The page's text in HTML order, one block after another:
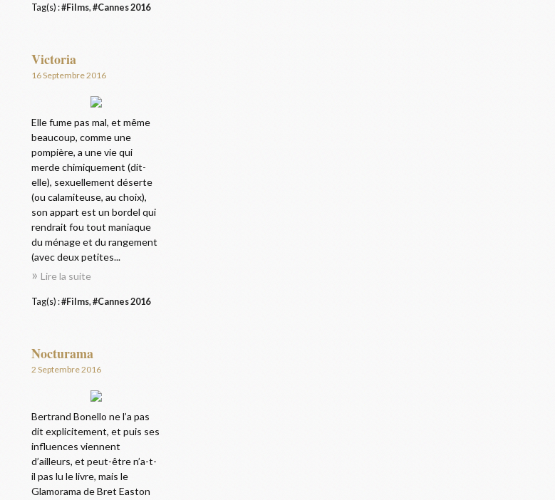
Tag(s) :#Films, #Cannes 2016
Victoria
16 Septembre 2016
Elle fume pas mal, et même
beaucoup, comme une
pompière, a une vie qui
merde chimiquement (dit-
elle), sexuellement déserte
(ou calamiteuse, au choix),
son appart est un bordel qui
rendrait fou tout maniaque
du ménage et du rangement
(avec deux petites...
Lire la suite
Tag(s) :#Films, #Cannes 2016
Nocturama
2 Septembre 2016
Bertrand Bonello ne l’a pas
dit explicitement, et puis ses
influences viennent
d’ailleurs, et peut-être n’a-t-
il pas lu le livre, mais le
Glamorama de Bret Easton